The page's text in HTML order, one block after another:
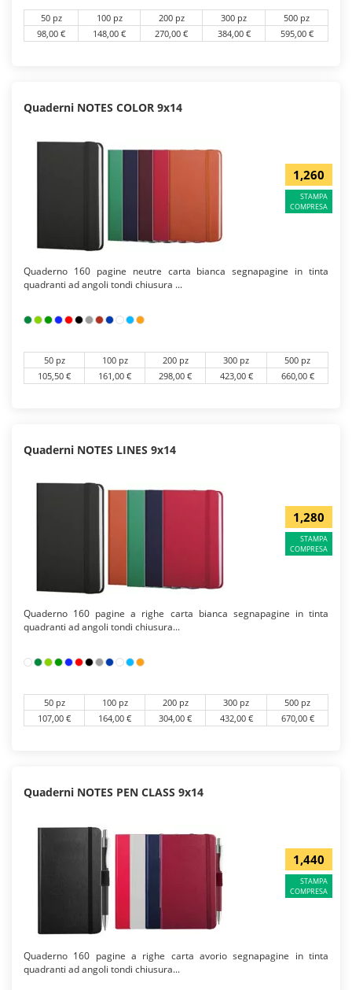
50 pz 100 pz 200 pz 300 pz
500 pz
98,00 €
148,00 € 270,00 € 384,00 € 595,00 €
Quaderni NOTES COLOR 9x14
1,260
STAMPA
COMPRESA
Quaderno 160 pagine neutre carta bianca segnapagine in tinta
quadranti ad angoli tondi chiusura ...
50 pz 100 pz 200 pz 300 pz
500 pz
105,50 €
161,00 € 298,00 € 423,00 € 660,00 €
Quaderni NOTES LINES 9x14
1,280
STAMPA
COMPRESA
Quaderno 160 pagine a righe carta bianca segnapagine in tinta
quadranti ad angoli tondi chiusura...
50 pz 100 pz 200 pz 300 pz
500 pz
107,00 €
164,00 € 304,00 € 432,00 € 670,00 €
Quaderni NOTES PEN CLASS 9x14
1,440
STAMPA
COMPRESA
Quaderno 160 pagine a righe carta avorio segnapagine in tinta
quadranti ad angoli tondi chiusura...